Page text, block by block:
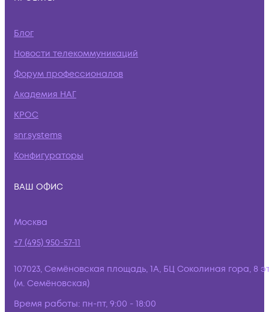
Блог
Новости телекоммуникаций
Форум профессионалов
Академия НАГ
КРОС
snr.systems
Конфигураторы
ВАШ ОФИС
Москва
+7 (495) 950-57-11
107023, Семёновская площадь, 1А, БЦ Соколиная гора, 8
(м. Семёновская)
Время работы: пн-пт, 9:00 - 18:00